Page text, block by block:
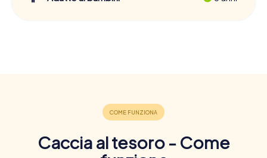
Caccia al tesoro - Come